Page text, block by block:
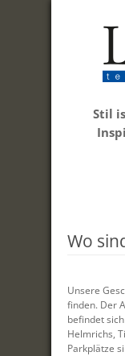
Stil
Wo
Unsere
finden. Der
befindet
Helmrichs,
Parkplätze